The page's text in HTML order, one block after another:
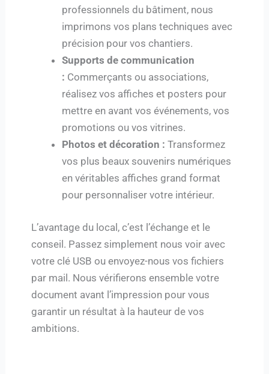
professionnels du bâtiment, nous
imprimons vos plans techniques avec
précision pour vos chantiers.
Supports de communication
: Commerçants ou associations,
réalisez vos affiches et posters pour
mettre en avant vos événements, vos
promotions ou vos vitrines.
Photos et décoration : Transformez
vos plus beaux souvenirs numériques
en véritables affiches grand format
pour personnaliser votre intérieur.
L’avantage du local, c’est l’échange et le
conseil. Passez simplement nous voir avec
votre clé USB ou envoyez-nous vos fichiers
par mail. Nous vérifierons ensemble votre
document avant l’impression pour vous
garantir un résultat à la hauteur de vos
ambitions.